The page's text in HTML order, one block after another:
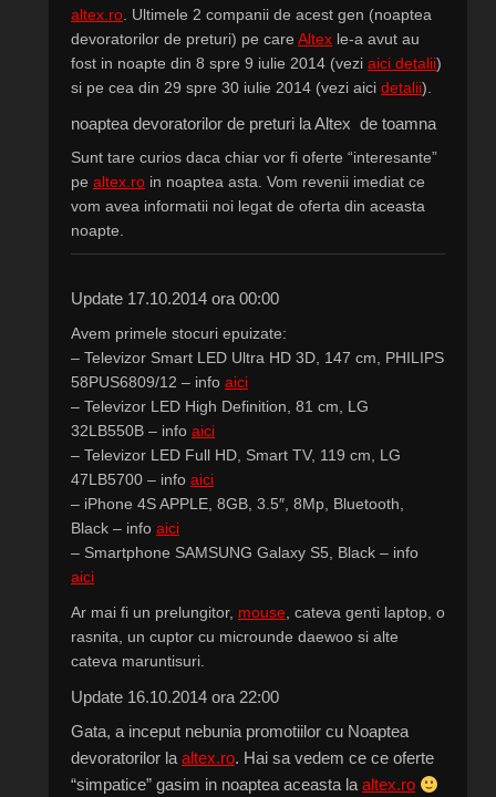
altex.ro . Ultimele 2 companii de acest gen (noaptea
devoratorilor de preturi) pe care Altex le-a avut au
fost in noapte din 8 spre 9 iulie 2014 (vezi aici detalii)
si pe cea din 29 spre 30 iulie 2014 (vezi aici detalii).
noaptea devoratorilor de preturi la Altex de toamna
Sunt tare curios daca chiar vor fi oferte “interesante”
pe altex.ro in noaptea asta. Vom revenii imediat ce
vom avea informatii noi legat de oferta din aceasta
noapte.
Update 17.10.2014 ora 00:00
Avem primele stocuri epuizate:
– Televizor Smart LED Ultra HD 3D, 147 cm, PHILIPS
58PUS6809/12 – info aici
– Televizor LED High Definition, 81 cm, LG
32LB550B – info aici
– Televizor LED Full HD, Smart TV, 119 cm, LG
47LB5700 – info aici
– iPhone 4S APPLE, 8GB, 3.5″, 8Mp, Bluetooth,
Black – info aici
– Smartphone SAMSUNG Galaxy S5, Black – info
aici
Ar mai fi un prelungitor, mouse , cateva genti laptop, o
rasnita, un cuptor cu microunde daewoo si alte
cateva maruntisuri.
Update 16.10.2014 ora 22:00
Gata, a inceput nebunia promotiilor cu Noaptea
devoratorilor la altex.ro. Hai sa vedem ce ce oferte
“simpatice” gasim in noaptea aceasta la altex.ro